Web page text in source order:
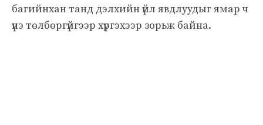
багийнхан танд дэлхийн үйл явдлуудыг ямар ч
үнэ төлбөргүйгээр хүргэхээр зорьж байна.